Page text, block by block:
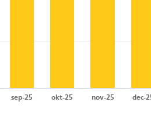
sep-25 okt-25 nov-25 dec-